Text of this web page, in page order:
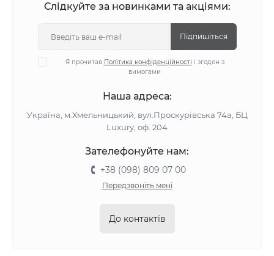
Слідкуйте за новинками та акціями:
Підпишіться
Я прочитав Політика конфіденційності і згоден з
вимогами
Наша адреса:
Україна, м.Хмельницький, вул.Проскурівська 74а, БЦ
Luxury, оф. 204
Зателефонуйте нам:
+38 (098) 809 07 00
Передзвоніть мені
До контактів